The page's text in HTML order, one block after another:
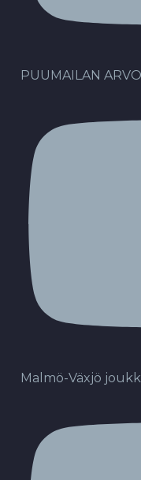
PUUMAILAN
Malmö-Växjö